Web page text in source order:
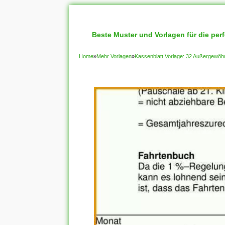
Beste Muster und Vorlagen für die
Home»Mehr Vorlagen»Kassenblatt Vorlage: 32